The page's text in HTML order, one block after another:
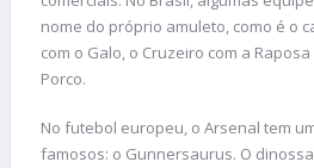
nome do próprio amuleto, como é o
com o Galo, o Cruzeiro com a
Porco.
No futebol europeu, o Arsenal tem
famosos: o Gunnersaurus. O